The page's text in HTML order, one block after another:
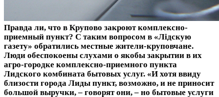
Правда ли, что в Крупово закроют комплексно-
приемный пункт? С таким вопросом в «Лідскую
газету» обратились местные жители-круповчане.
Люди обеспокоены слухами о якобы закрытии в их
агро-городке комплексно-приемного пункта
Лидского комбината бытовых услуг. «И хотя ввиду
близости города Лиды пункт, возможно, и не приносит
большой выручки, – говорят они, – но бытовые услуги